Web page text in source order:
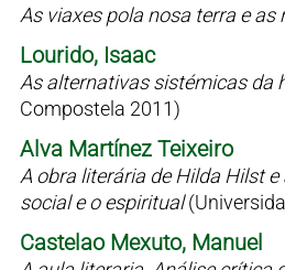
As viaxes pola nosa terra e
Lourido, Isaac
As alternativas sistémicas da
Compostela 2011)
Alva Martínez Teixeiro
A obra literária de Hilda Hilst
social e o espiritual
Castelao Mexuto, Manuel